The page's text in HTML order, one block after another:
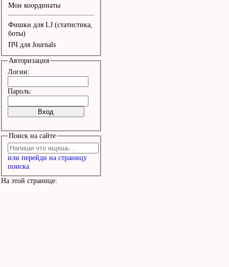
Мои координаты
Фишки для LJ (статистика,
боты)
ПЧ для Journals
Авторизация
Логин:
Пароль:
Поиск на сайте
или перейди на страницу
поиска
На этой странице: